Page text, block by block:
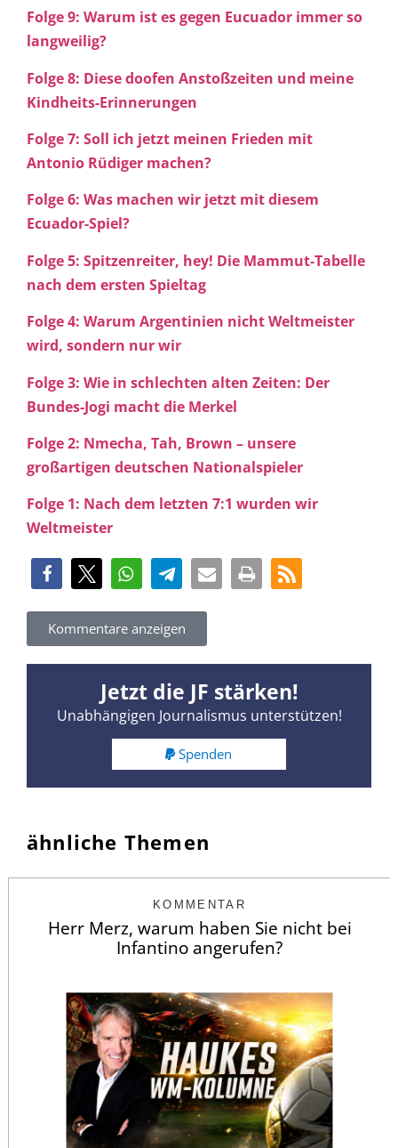
Folge 9: Warum ist es gegen Eucuador immer so
langweilig?
Folge 8: Diese doofen Anstoßzeiten und meine
Kindheits-Erinnerungen
Folge 7: Soll ich jetzt meinen Frieden mit
Antonio Rüdiger machen?
Folge 6: Was machen wir jetzt mit diesem
Ecuador-Spiel?
Folge 5: Spitzenreiter, hey! Die Mammut-Tabelle
nach dem ersten Spieltag
Folge 4: Warum Argentinien nicht Weltmeister
wird, sondern nur wir
Folge 3: Wie in schlechten alten Zeiten: Der
Bundes-Jogi macht die Merkel
Folge 2: Nmecha, Tah, Brown – unsere
großartigen deutschen Nationalspieler
Folge 1: Nach dem letzten 7:1 wurden wir
Weltmeister
Kommentare anzeigen
Jetzt die JF stärken!
Unabhängigen Journalismus unterstützen!
Spenden
ähnliche Themen
KOMMENTAR
Herr Merz, warum haben Sie nicht bei
Infantino angerufen?